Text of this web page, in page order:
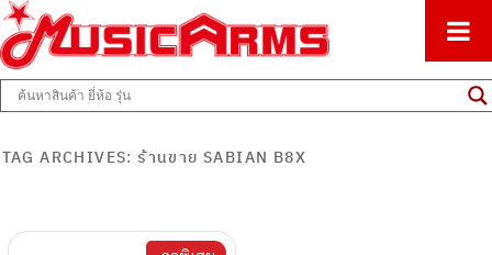
Music Arms
ศูนย์รวมครื่องดนตรีทุกชนิด ตั้งแต่เริ่มต้นถึงมืออาชีพ
TAG ARCHIVES: ร้านขาย SABIAN B8X